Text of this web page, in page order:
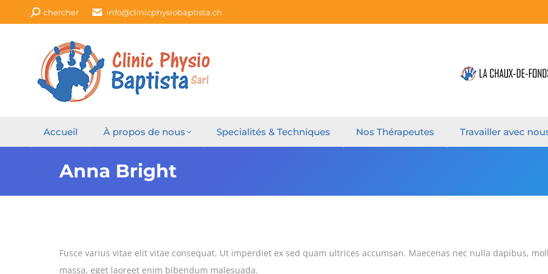
Recherche
:
chercher info@clinicphysiobaptista.ch
Accueil À propos de nous Specialités & Techniques Nos Thérapeutes Travailler avec
Anna Bright
Fusce varius vitae elit vitae consequat. Ut imperdiet ex sed quam ultrices accumsan. Maecenas nec nulla dapibus,
massa, eget laoreet enim bibendum malesuada.